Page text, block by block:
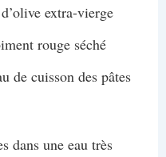
extra-vierge
rouge séché
de cuisson des pâtes
dans une eau très